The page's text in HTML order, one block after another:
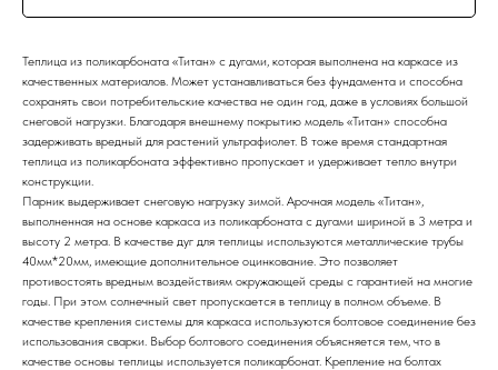
Теплица из поликарбоната «Титан» с дугами, которая выполнена на каркасе из
качественных материалов. Может устанавливаться без фундамента и способна
сохранять свои потребительские качества не один год, даже в условиях большой
снеговой нагрузки. Благодаря внешнему покрытию модель «Титан» способна
задерживать вредный для растений ультрафиолет. В тоже время стандартная
теплица из поликарбоната эффективно пропускает и удерживает тепло внутри
конструкции.
Парник выдерживает снеговую нагрузку зимой. Арочная модель «Титан»,
выполненная на основе каркаса из поликарбоната с дугами шириной в 3 метра и
высоту 2 метра. В качестве дуг для теплицы используются металлические трубы
40мм*20мм, имеющие дополнительное оцинкование. Это позволяет
противостоять вредным воздействиям окружающей среды с гарантией на многие
годы. При этом солнечный свет пропускается в теплицу в полном объеме. В
качестве крепления системы для каркаса используются болтовое соединение без
использования сварки. Выбор болтового соединения объясняется тем, что в
качестве основы теплицы используется поликарбонат. Крепление на болтах